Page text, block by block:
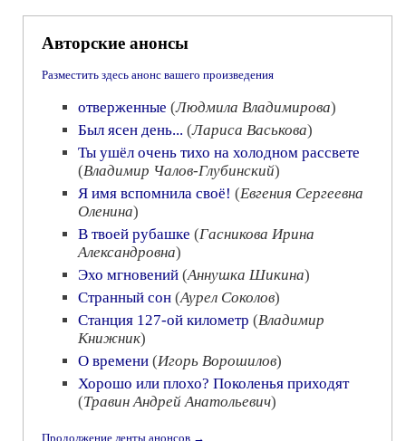
Авторские анонсы
Разместить здесь анонс вашего произведения
отверженные (Людмила Владимирова)
Был ясен день... (Лариса Васькова)
Ты ушёл очень тихо на холодном рассвете
(Владимир Чалов-Глубинский)
Я имя вспомнила своё! (Евгения Сергеевна
Оленина)
В твоей рубашке (Гасникова Ирина
Александровна)
Эхо мгновений (Аннушка Шикина)
Странный сон (Аурел Соколов)
Станция 127-ой километр (Владимир
Книжник)
О времени (Игорь Ворошилов)
Хорошо или плохо? Поколенья приходят
(Травин Андрей Анатольевич)
Продолжение ленты анонсов →